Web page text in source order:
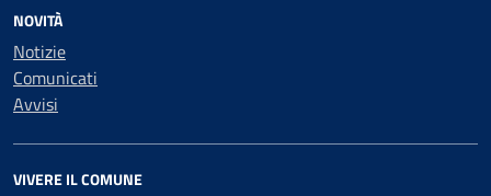
NOVITÀ
Notizie
Comunicati
Avvisi
VIVERE IL COMUNE